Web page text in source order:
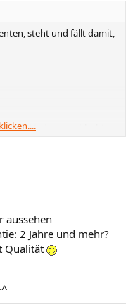
steht und fällt damit,
das so schlecht
sollte.
aussehen
2 Jahre und mehr?
Qualität